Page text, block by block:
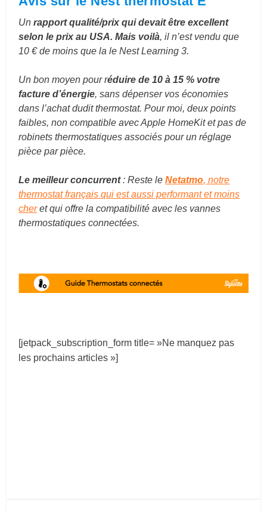
Un rapport qualité/prix qui devait être excellent
selon le prix au USA. Mais voilà, il n’est vendu que
10 € de moins que la le Nest Learning 3.
Un bon moyen pour réduire de 10 à 15 % votre
facture d’énergie, sans dépenser vos économies
dans l’achat dudit thermostat. Pour moi, deux points
faibles, non compatible avec Apple HomeKit et pas de
robinets thermostatiques associés pour un réglage
pièce par pièce.
Le meilleur concurrent: Reste leNetatmo, notre
thermostat français qui est aussi performant et moins
cheret qui offre la compatibilité avec les vannes
thermostatiques connectées.
[jetpack_subscription_form title= »Ne manquez pas
les prochains articles »]